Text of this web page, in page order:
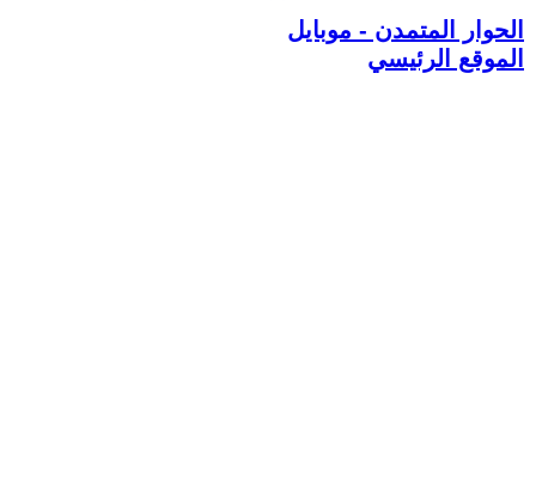
الحوار المتمدن - موبايل
الموقع الرئيسي